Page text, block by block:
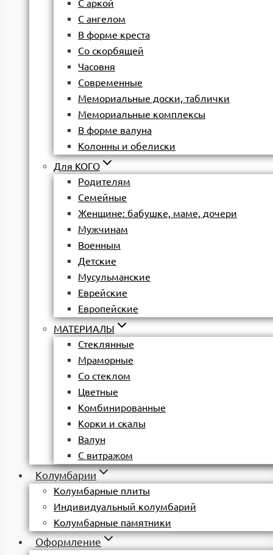
С аркой
С ангелом
В форме креста
Со скорбящей
Часовня
Современные
Мемориальные доски, таблички
Мемориальные комплексы
В форме валуна
Колонны и обелиски
Для КОГО
Родителям
Семейные
Женщине: бабушке, маме, дочери
Мужчинам
Военным
Детские
Мусульманские
Еврейские
Европейские
МАТЕРИАЛЫ
Стеклянные
Мраморные
Со стеклом
Цветные
Комбинированные
Корки и скалы
Валун
С витражом
Колумбарии
Колумбарные плиты
Индивидуальный колумбарий
Колумбарные памятники
Оформление